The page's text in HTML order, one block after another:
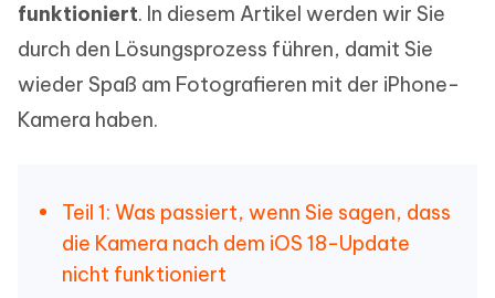
funktioniert. In diesem Artikel werden wir Sie
durch den Lösungsprozess führen, damit Sie
wieder Spaß am Fotografieren mit der iPhone-
Kamera haben.
Teil 1: Was passiert, wenn Sie sagen, dass
die Kamera nach dem iOS 18-Update
nicht funktioniert